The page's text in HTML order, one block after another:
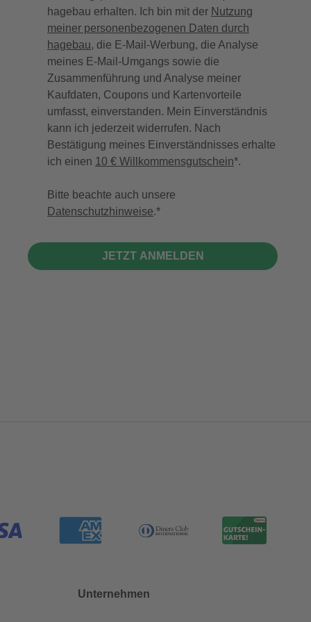
hagebau erhalten. Ich bin mit der Nutzung
meiner personenbezogenen Daten durch
hagebau, die E-Mail-Werbung, die Analyse
meines E-Mail-Umgangs sowie die
Zusammenführung und Analyse meiner
Kaufdaten, Coupons und Kartenvorteile
umfasst, einverstanden. Mein Einverständnis
kann ich jederzeit widerrufen. Nach
Bestätigung meines Einverständnisses erhalte
ich einen 10 € Willkommensgutschein*.
Bitte beachte auch unsere
Datenschutzhinweise.
JETZT ANMELDEN
Unternehmen